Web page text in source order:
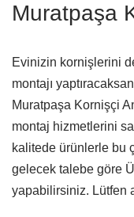
Muratpaşa
Evinizin kornişlerini
montajı
Muratpaşa Kornişçi
montaj hizmetlerini
kalitede ürünlerle bu
gelecek talebe göre
yapabilirsiniz. Lütfen